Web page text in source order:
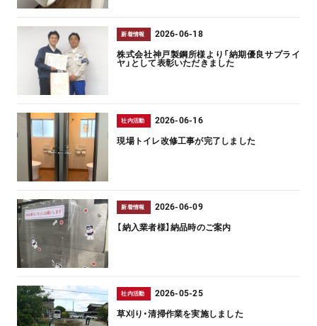
新着情報 2026-06-18
株式会社神戸製鋼所様より「納期優良サプライ
ヤ」として表彰いただきました
社内活動 2026-06-16
現場トイレ改修工事が完了しました
新着情報 2026-06-09
【納入業者様】納品時のご案内
社内活動 2026-05-25
草刈り・清掃作業を実施しました